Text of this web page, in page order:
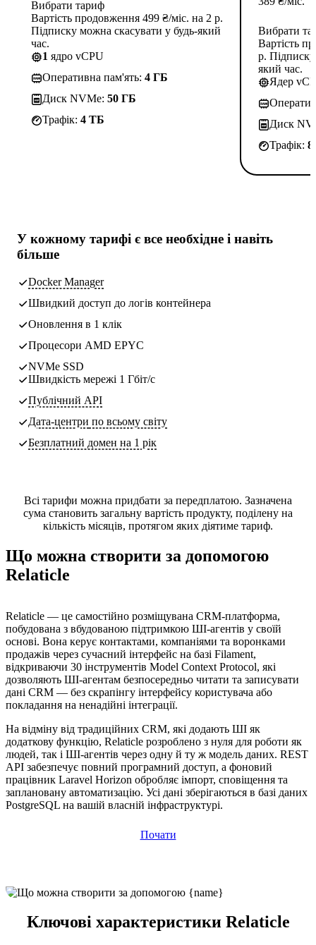
Вибрати тариф
Вартість продовження 499 ₴/міс. на 2 р.
Підписку можна скасувати у будь-який
час.
1 ядро vCPU
Оперативна пам'ять: 4 ГБ
Диск NVMe: 50 ГБ
Трафік: 4 TБ
Вибрати
Вартість
р.
який час.
Ядер
Диск
Трафік:
У кожному тарифі є все необхідне і навіть
більше
Docker Manager
Швидкий доступ до логів контейнера
Оновлення в 1 клік
Процесори AMD EPYC
NVMe SSD
Швидкість мережі 1 Гбіт/с
Публічний API
Дата-центри по всьому світу
Безплатний домен на 1 рік
Всі тарифи можна придбати за передплатою. Зазначена
сума становить загальну вартість продукту, поділену на
кількість місяців, протягом яких діятиме тариф.
Що можна створити за допомогою
Relaticle
Relaticle — це самостійно розміщувана CRM-платформа,
побудована з вбудованою підтримкою ШІ-агентів у своїй
основі. Вона керує контактами, компаніями та воронками
продажів через сучасний інтерфейс на базі Filament,
відкриваючи 30 інструментів Model Context Protocol, які
дозволяють ШІ-агентам безпосередньо читати та записувати
дані CRM — без скрапінгу інтерфейсу користувача або
покладання на ненадійні інтеграції.
На відміну від традиційних CRM, які додають ШІ як
додаткову функцію, Relaticle розроблено з нуля для роботи як
людей, так і ШІ-агентів через одну й ту ж модель даних. REST
API забезпечує повний програмний доступ, а фоновий
працівник Laravel Horizon обробляє імпорт, сповіщення та
заплановану автоматизацію. Усі дані зберігаються в базі даних
PostgreSQL на вашій власній інфраструктурі.
Почати
Ключові характеристики Relaticle